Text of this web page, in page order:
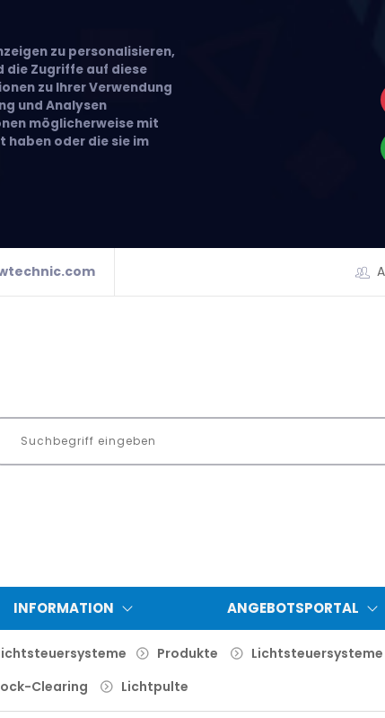
zu personalisieren,
die Zugriffe auf diese
zu Ihrer Verwendung
und Analysen
möglicherweise mit
haben oder die sie im
INFORMATION ANGEBOTSPORTAL
Produkte Lichtsteuersysteme
Clearing Lichtpulte